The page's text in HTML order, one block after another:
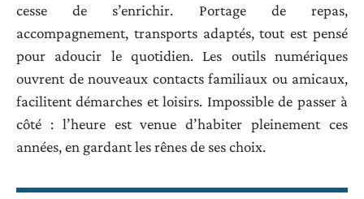
cesse de s’enrichir. Portage de repas,
accompagnement, transports adaptés, tout est pensé
pour adoucir le quotidien. Les outils numériques
ouvrent de nouveaux contacts familiaux ou amicaux,
facilitent démarches et loisirs. Impossible de passer à
côté : l’heure est venue d’habiter pleinement ces
années, en gardant les rênes de ses choix.